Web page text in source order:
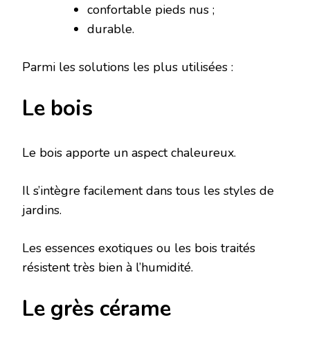
confortable pieds nus ;
durable.
Parmi les solutions les plus utilisées :
Le bois
Le bois apporte un aspect chaleureux.
Il s’intègre facilement dans tous les styles de
jardins.
Les essences exotiques ou les bois traités
résistent très bien à l’humidité.
Le grès cérame